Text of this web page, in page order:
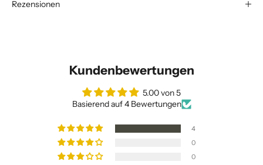
Rezensionen
Kundenbewertungen
5.00 von 5
Basierend auf 4 Bewertungen
4
0
0